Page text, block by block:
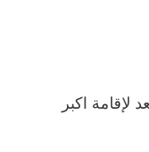
لإقامة اكبر